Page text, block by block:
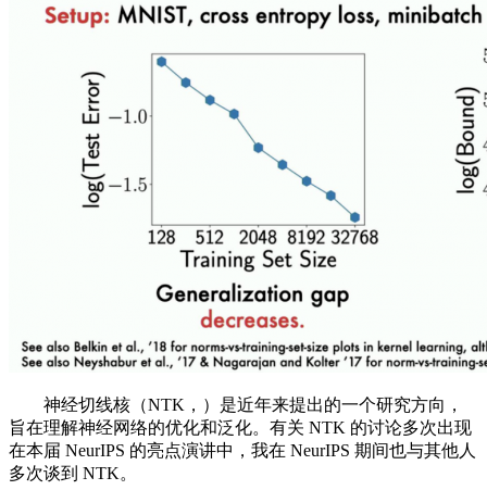
神经切线核（NTK，）是近年来提出的一个研究方向，
旨在理解神经网络的优化和泛化。有关 NTK 的讨论多次出现
在本届 NeurIPS 的亮点演讲中，我在 NeurIPS 期间也与其他人
多次谈到 NTK。